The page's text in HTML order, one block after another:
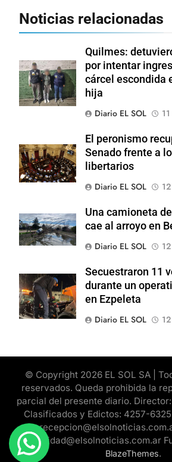
Noticias relacionadas
Quilmes:
por intentar
cárcel escondida
hija
Diario EL SOL
El peronismo
Senado frente a
libertarios
Diario EL SOL
Una camioneta
cae al arroyo en
Diario EL SOL
Secuestraron 11
durante un
en Ezpeleta
Diario EL SOL
© Copyright 2026 EL SOL SA |
reservados. Queda prohibida la
parcial del presente diario.
Clasificados y Edictos: 4257-6325
publicidad@elsolnoticias.com.ar
BlazeThemes.